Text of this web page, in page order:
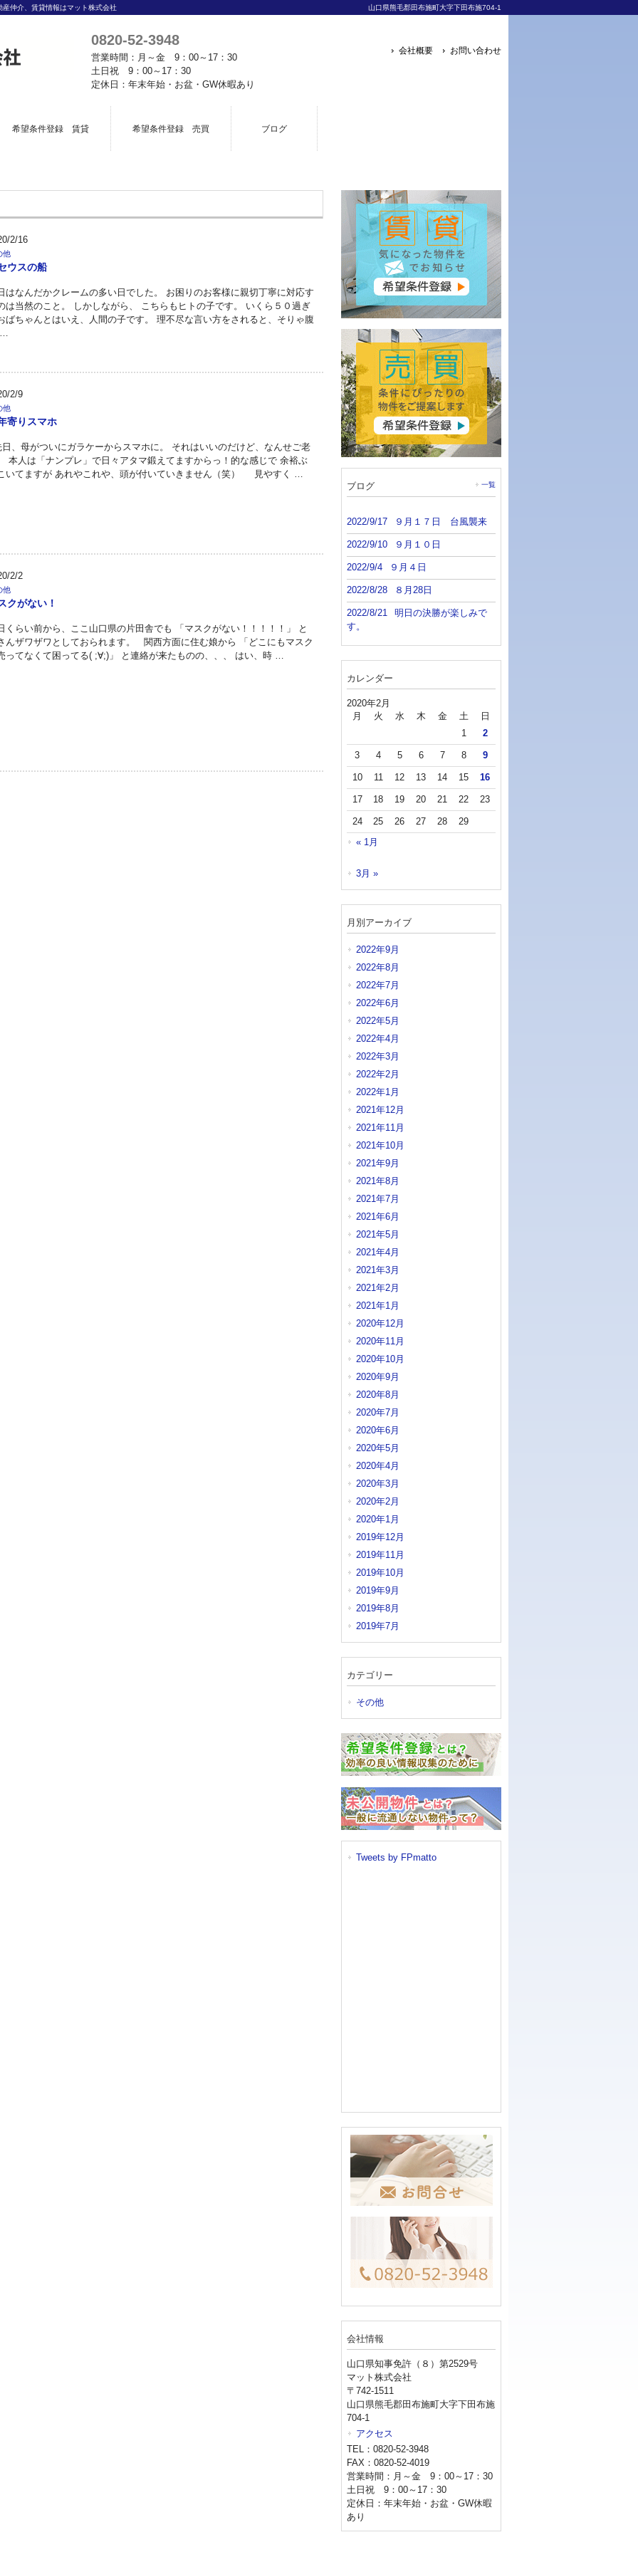
仲介、賃貸情報はマット株式会社 山口県熊毛郡田布施町大字下田布施704-1
0820-52-3948
営業時間：月～金 9：00～17：30
土日祝 9：00～17：30
定休日：年末年始・お盆・GW休暇あり
会社概要 お問い合わせ
希望条件登録 賃貸 希望条件登録 売買 ブログ
2/16
他
ウスの船
はなんだかクレームの多い日でした。 お困りのお客様に親切丁寧に対応す
は当然のこと。 しかしながら、 こちらもヒトの子です。 いくら５０過ぎ
ばちゃんとはいえ、人間の子です。 理不尽な言い方をされると、そりゃ腹
…
2/9
他
寄りスマホ
、母がついにガラケーからスマホに。 それはいいのだけど、なんせご老
本人は「ナンプレ」で日々アタマ鍛えてますからっ！的な感じで 余裕ぶ
いてますが あれやこれや、頭が付いていきません（笑） 見やすく …
2/2
他
クがない！
くらい前から、ここ山口県の片田舎でも 「マスクがない！！！！！」 と
んザワザワとしておられます。 関西方面に住む娘から 「どこにもマスク
ってなくて困ってる( ;∀;)」 と連絡が来たものの、、、 はい、時 …
ブログ 一覧
2022/9/17 ９月１７日 台風襲来
2022/9/10 ９月１０日
2022/9/4 ９月４日
2022/8/28 ８月28日
2022/8/21
明日の決勝が楽しみで
す。
カレンダー
2020年2月
月 火 水 木 金 土
日
1
2
3 4 5 6 7 8 9
10 11 12 13 14 15 16
17 18 19 20 21 22 23
24 25 26 27 28 29
« 1月
3月 »
月別アーカイブ
2022年9月
2022年8月
2022年7月
2022年6月
2022年5月
2022年4月
2022年3月
2022年2月
2022年1月
2021年12月
2021年11月
2021年10月
2021年9月
2021年8月
2021年7月
2021年6月
2021年5月
2021年4月
2021年3月
2021年2月
2021年1月
2020年12月
2020年11月
2020年10月
2020年9月
2020年8月
2020年7月
2020年6月
2020年5月
2020年4月
2020年3月
2020年2月
2020年1月
2019年12月
2019年11月
2019年10月
2019年9月
2019年8月
2019年7月
カテゴリー
その他
Tweets by FPmatto
会社情報
山口県知事免許（８）第2529号
マット株式会社
〒742-1511
山口県熊毛郡田布施町大字下田布施
704-1
アクセス
TEL：0820-52-3948
FAX：0820-52-4019
営業時間：月～金 9：00～17：30
土日祝 9：00～17：30
定休日：年末年始・お盆・GW休暇
あり